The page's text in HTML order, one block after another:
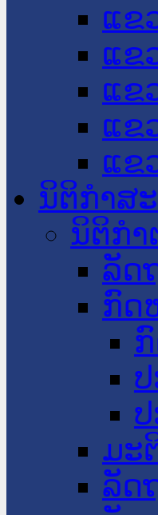
ແຂ
ແຂ
ແຂ
ແຂ
ແຂ
ນິຕິກໍາສ
ນິຕິກຳ
ລັດ
ກົດ
ມະ
ລັດ